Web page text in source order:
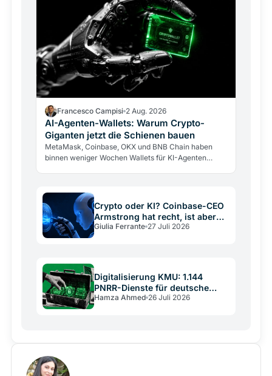
Francesco Campisi 2 Aug. 2026
AI-Agenten-Wallets: Warum Crypto-
Giganten jetzt die Schienen bauen
MetaMask, Coinbase, OKX und BNB Chain haben
binnen weniger Wochen Wallets für KI-Agenten
Crypto oder KI? Coinbase-CEO
Armstrong hat recht, ist aber
kein neutraler Schiedsrichter
Giulia Ferrante 27 Juli 2026
Digitalisierung KMU: 1.144
PNRR-Dienste für deutsche
Mittelständler
Hamza Ahmed 26 Juli 2026